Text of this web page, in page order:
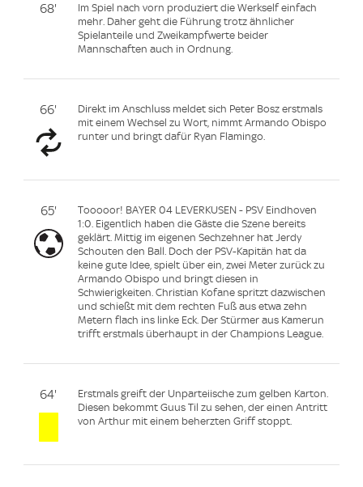
68'
Im Spiel nach vorn produziert die Werkself einfach
mehr. Daher geht die Führung trotz ähnlicher
Spielanteile und Zweikampfwerte beider
Mannschaften auch in Ordnung.
66'
Direkt im Anschluss meldet sich Peter Bosz erstmals
mit einem Wechsel zu Wort, nimmt Armando Obispo
runter und bringt dafür Ryan Flamingo.
65'
Tooooor! BAYER 04 LEVERKUSEN - PSV Eindhoven
1:0. Eigentlich haben die Gäste die Szene bereits
geklärt. Mittig im eigenen Sechzehner hat Jerdy
Schouten den Ball. Doch der PSV-Kapitän hat da
keine gute Idee, spielt über ein, zwei Meter zurück zu
Armando Obispo und bringt diesen in
Schwierigkeiten. Christian Kofane spritzt dazwischen
und schießt mit dem rechten Fuß aus etwa zehn
Metern flach ins linke Eck. Der Stürmer aus Kamerun
trifft erstmals überhaupt in der Champions League.
64'
Erstmals greift der Unparteiische zum gelben Karton.
Diesen bekommt Guus Til zu sehen, der einen Antritt
von Arthur mit einem beherzten Griff stoppt.